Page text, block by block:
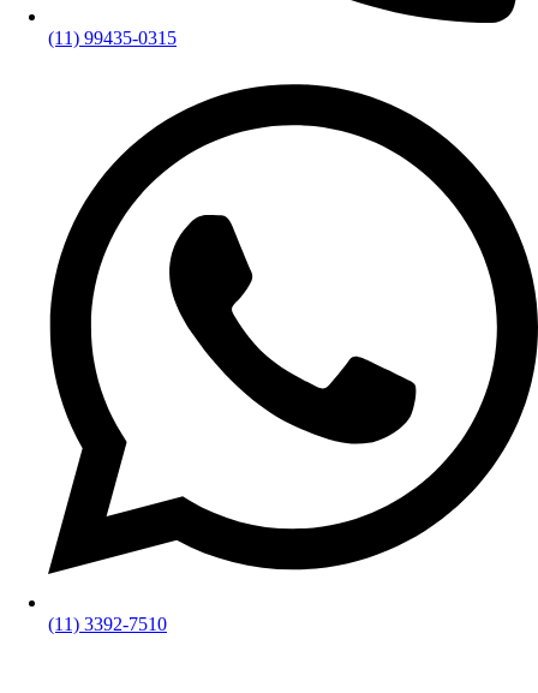
(11) 99435-0315
(11) 3392-7510